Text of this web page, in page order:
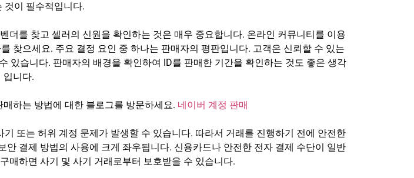
것이 필수적입니다.
더를 찾고 셀러의 신원을 확인하는 것은 매우 중요합니다. 온라인 커뮤니티를 이용
찾으세요. 주요 결정 요인 중 하나는 판매자의 평판입니다. 고객은 신뢰할 수 있는
있습니다. 판매자의 배경을 확인하여 ID를 판매한 기간을 확인하는 것도 좋은 생각
입니다.
하는 방법에 대한 블로그를 방문하세요. 네이버 계정 판매
또는 허위 계정 문제가 발생할 수 있습니다. 따라서 거래를 진행하기 전에 안전한
결제 방법의 사용에 크게 좌우됩니다. 신용카드나 안전한 전자 결제 수단이 일반
매하면 사기 및 사기 거래로부터 보호받을 수 있습니다.